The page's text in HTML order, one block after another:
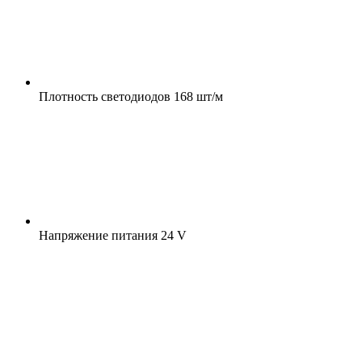
Плотность светодиодов 168 шт/м
Напряжение питания 24 V